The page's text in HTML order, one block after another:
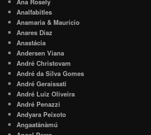
Analfabitles
Anamaria & Maurício
Anares Diaz
Anastácia
Andersen Viana
André Christovam
André da Silva Gomes
André Geraissati
André Luiz Oliveira
André Penazzi
Andyara Peixoto
Angaatãnàmú